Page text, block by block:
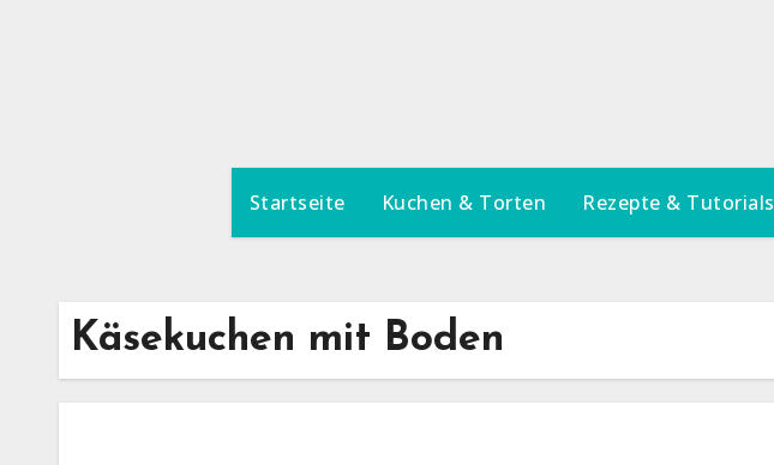
Startseite Kuchen & Torten Rezepte & Tutorials
Käsekuchen mit Boden